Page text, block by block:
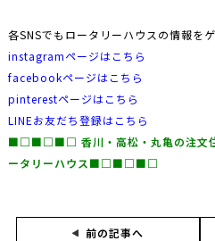
各SNSでもロータリーハウスの情報を
instagramページはこちら
facebookページはこちら
pinterestページはこちら
LINEお友だち登録はこちら
■□■□■□ ⾹川・⾼松・丸⻲の注文住
ータリーハウス■□■□■□
前の記事へ